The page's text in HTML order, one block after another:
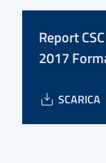
Report
2017
SCARICA